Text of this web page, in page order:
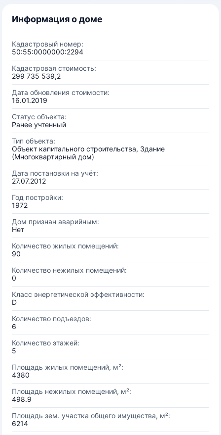
Информация о доме
Кадастровый номер:
50:55:0000000:2294
Кадастровая стоимость:
299 735 539,2
Дата обновления стоимости:
16.01.2019
Статус объекта:
Ранее учтенный
Тип объекта:
Объект капитального строительства, Здание
(Многоквартирный дом)
Дата постановки на учёт:
27.07.2012
Год постройки:
1972
Дом признан аварийным:
Нет
Количество жилых помещений:
90
Количество нежилых помещений:
0
Класс энергетической эффективности:
D
Количество подъездов:
6
Количество этажей:
5
Площадь жилых помещений, м²:
4380
Площадь нежилых помещений, м²:
498.9
Площадь зем. участка общего имущества, м²:
6214